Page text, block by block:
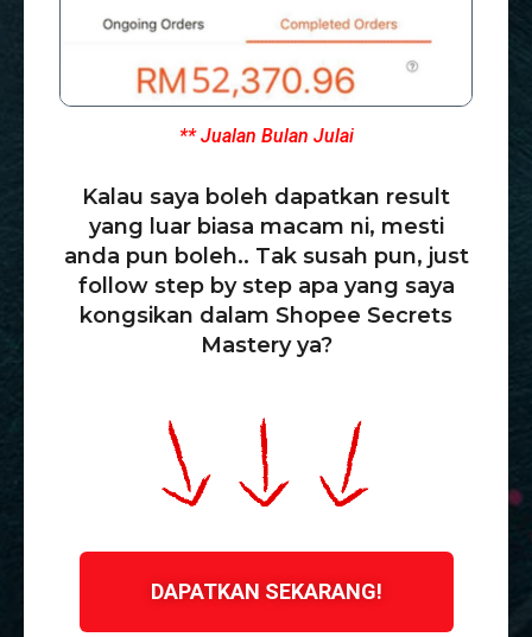
** Jualan Bulan Julai
Kalau saya boleh dapatkan result
yang luar biasa macam ni, mesti
anda pun boleh.. Tak susah pun, just
follow step by step apa yang saya
kongsikan dalam Shopee Secrets
Mastery ya?
DAPATKAN SEKARANG!